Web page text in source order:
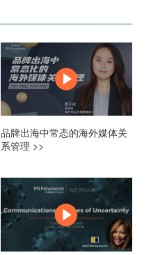
品牌出海中常态的海外媒体关
系管理 >>